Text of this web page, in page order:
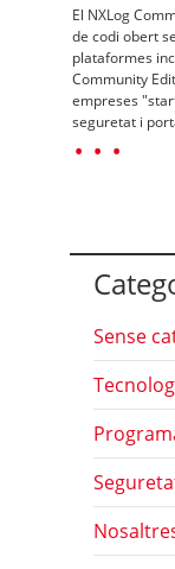
El NXLog
de codi obert
plataformes
Community
empreses
seguretat i
· · ·
Sense